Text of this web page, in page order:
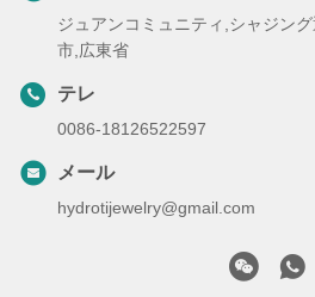
ジュアンコミュニティ,シャジン
市,広東省
テレ
0086-18126522597
メール
hydrotijewelry@gmail.com